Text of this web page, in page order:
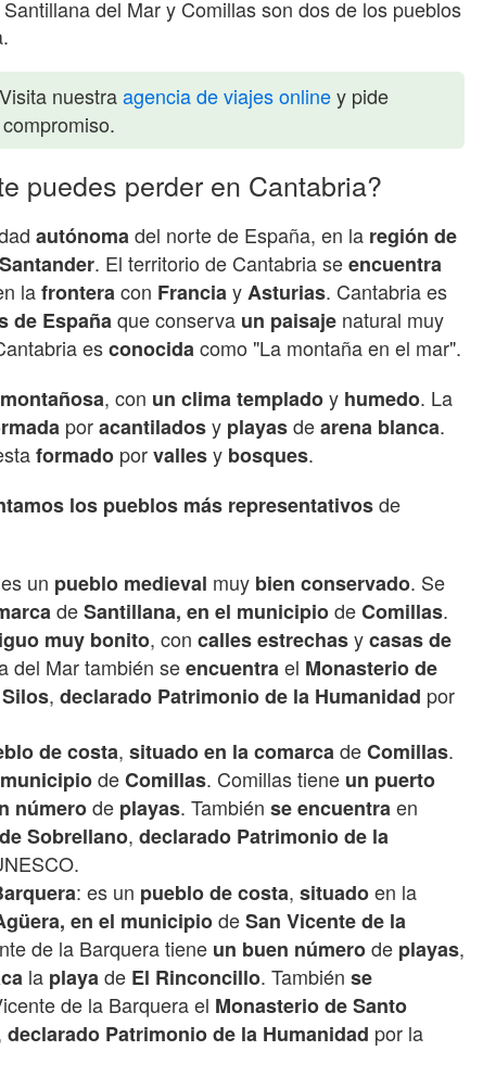
del Mar y Comillas son dos de los pueblos
Visita nuestraagencia de viajes onliney pide
puedes perder en Cantabria?
autónomadel norte de España, en la región de
Santander. El territorio de Cantabria seencuentra
lafronteracon FranciayAsturias. Cantabria es
de Españaque conserva un paisaje natural muy
esconocidacomo "La montaña en el mar".
montañosa, con un climatempladoy humedo. La
poracantiladosy playasdearena blanca.
formado porvallesy bosques.
los pueblos más representativosde
un pueblo medieval muy bien conservado. Se
deSantillana, en el municipiodeComillas.
muy bonito, con calles estrechasycasas de
del Mar también seencuentrael Monasterio de
, declarado Patrimonio de la Humanidad por
decosta, situadoen la comarcadeComillas.
municipiodeComillas. Comillas tiene un puerto
númerode playas. También se encuentraen
Sobrellano, declarado Patrimonio de la
: es un pueblodecosta, situadoen la
en el municipiodeSan Vicente de la
de la Barquera tiene un buen númerode playas,
la playade El Rinconcillo. También se
de la Barquera el Monasterio de Santo
declarado Patrimonio de la Humanidad por la